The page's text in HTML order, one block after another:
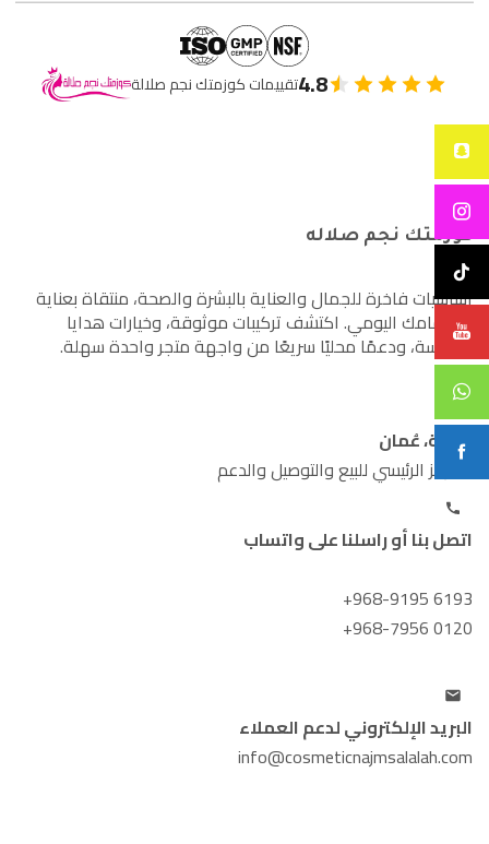
4.8تقييمات كوزمتك نجم صلالة
كوزمتك نجم صلاله
أساسيات فاخرة للجمال والعناية بالبشرة والصحة، منتقاة بعناية
لاهتمامك اليومي. اكتشف تركيبات موثوقة، وخيارات هدايا
مدروسة، ودعمًا محليًا سريعًا من واجهة متجر واحدة سهلة.
صلالة، عُمان
المركز الرئيسي للبيع والتوصيل والدعم
اتصل بنا أو راسلنا على واتساب
+968-9195 6193
+968-7956 0120
البريد الإلكتروني لدعم العملاء
info@cosmeticnajmsalalah.com